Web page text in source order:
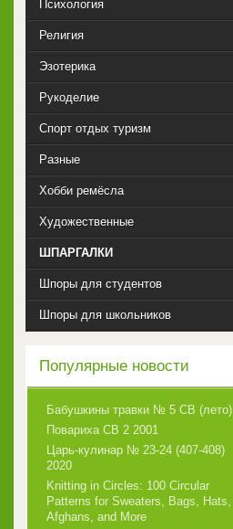
Психология
Религия
Эзотерика
Рукоделие
Спорт отдых туризм
Разные
Хобби ремёсла
Художественные
ШПАРГАЛКИ
Шпоры для студентов
Шпоры для школьников
Популярные новости
Бабушкины травки № 5 СВ (лето)
Повариха СВ 2 2001
Царь-кулинар № 23-24 (407-408)
2020
Knitting in Circles: 100 Circular
Patterns for Sweaters, Bags, Hats,
Afghans, and More